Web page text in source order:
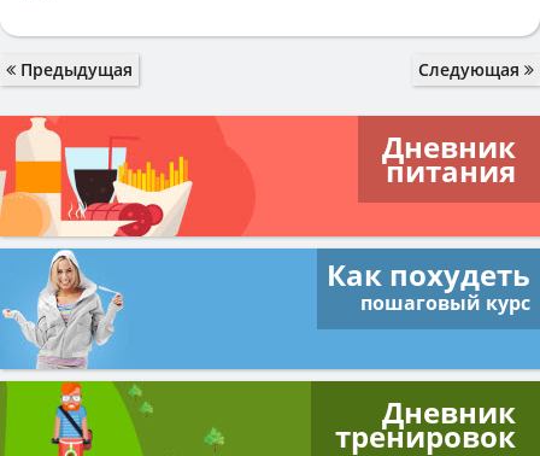
Предыдущая Следующая
Дневник
питания
Как похудеть
пошаговый курс
Дневник
тренировок